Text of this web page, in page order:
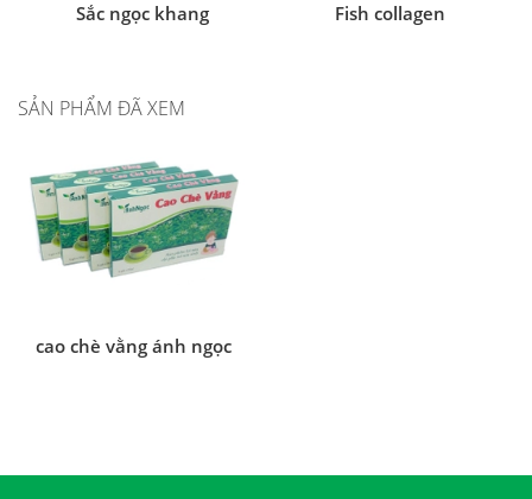
Sắc ngọc khang Fish collagen
SẢN PHẨM ĐÃ XEM
cao chè vằng ánh ngọc